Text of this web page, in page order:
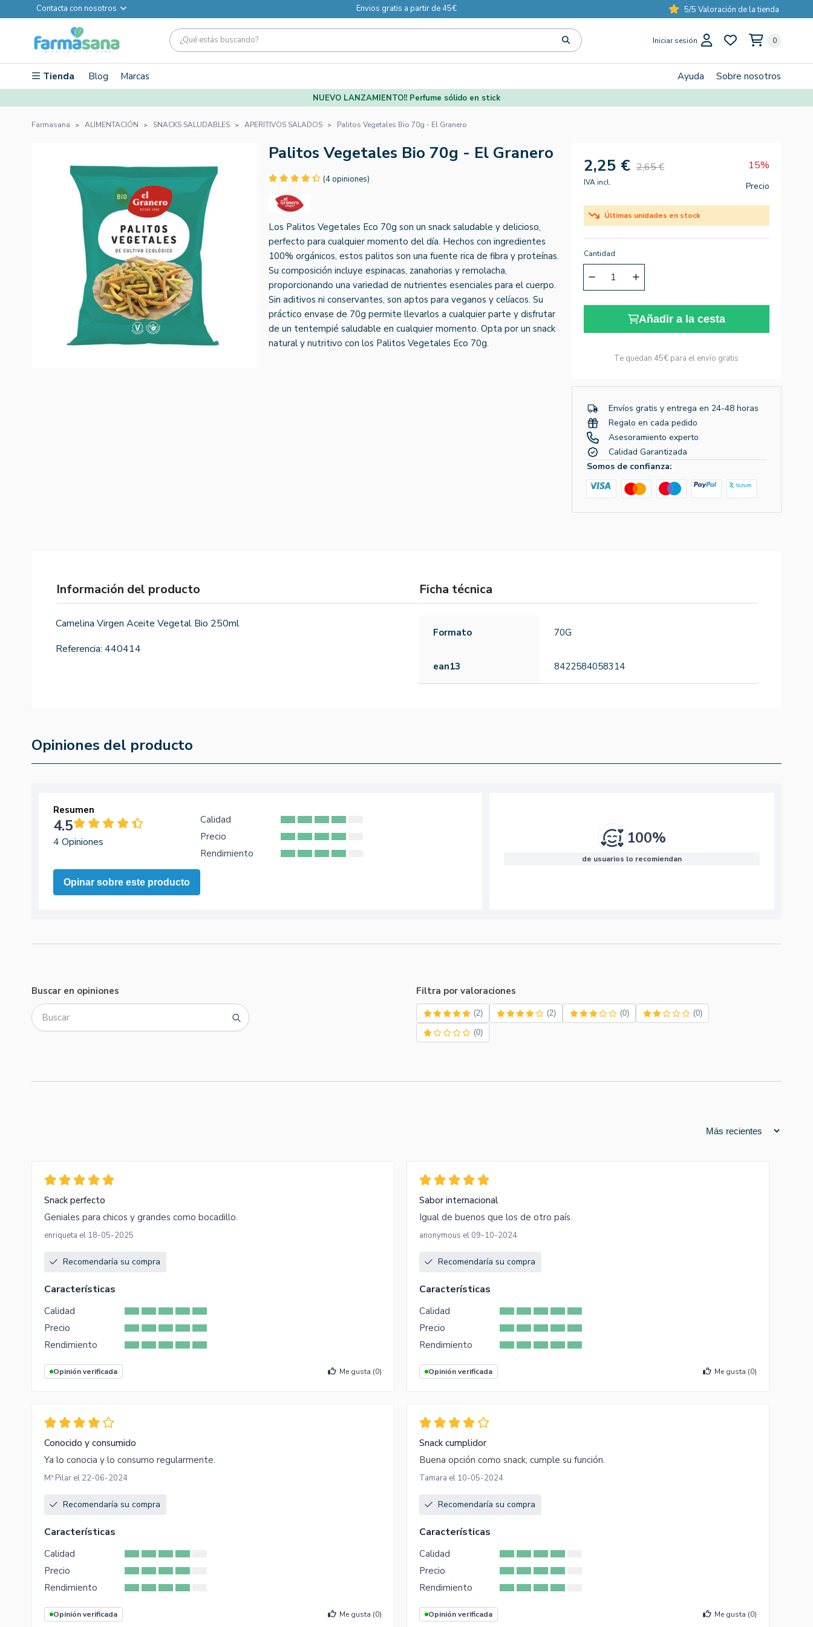
Contacta con nosotros Envios gratis a partir de 45€ 5/5 Valoración de la tienda
Iniciar sesión 0
Tienda Blog Marcas Ayuda Sobre nosotros
NUEVO LANZAMIENTO!! Perfume sólido en stick
Farmasana ALIMENTACIÓN SNACKS SALUDABLES APERITIVOS SALADOS Palitos Vegetales Bio 70g - El Granero
Palitos Vegetales Bio 70g - El Granero
(4 opiniones)
Los Palitos Vegetales Eco 70g son un snack saludable y delicioso,
perfecto para cualquier momento del día. Hechos con ingredientes
100% orgánicos, estos palitos son una fuente rica de fibra y proteínas.
Su composición incluye espinacas, zanahorias y remolacha,
proporcionando una variedad de nutrientes esenciales para el cuerpo.
Sin aditivos ni conservantes, son aptos para veganos y celíacos. Su
práctico envase de 70g permite llevarlos a cualquier parte y disfrutar
de un tentempié saludable en cualquier momento. Opta por un snack
natural y nutritivo con los Palitos Vegetales Eco 70g.
2,25 € 2,65 € 15%
IVA incl. Precio
Últimas unidades en stock
Cantidad
Añadir a la cesta
Te quedan 45€ para el envío gratis
Envíos gratis y entrega en 24-48 horas
Regalo en cada pedido
Asesoramiento experto
Calidad Garantizada
Somos de confianza:
Información del producto
Camelina Virgen Aceite Vegetal Bio 250ml
Referencia: 440414
Ficha técnica
Formato 70G
ean13 8422584058314
Opiniones del producto
Resumen
4.5
4 Opiniones
Opinar sobre este producto
Calidad
Precio
Rendimiento
100%
de usuarios lo recomiendan
Buscar en opiniones Filtra por valoraciones
(2) (2) (0) (0)
(0)
Snack perfecto
Geniales para chicos y grandes como bocadillo.
enriqueta el 18-05-2025
Recomendaría su compra
Características
Calidad
Precio
Rendimiento
Opinión verificada Me gusta (0)
Sabor internacional
Igual de buenos que los de otro país.
anonymous el 09-10-2024
Recomendaría su compra
Características
Calidad
Precio
Rendimiento
Opinión verificada Me gusta (0)
Conocido y consumido
Ya lo conocia y lo consumo regularmente.
Mª Pilar el 22-06-2024
Recomendaría su compra
Características
Calidad
Precio
Rendimiento
Opinión verificada Me gusta (0)
Snack cumplidor
Buena opción como snack, cumple su función.
Tamara el 10-05-2024
Recomendaría su compra
Características
Calidad
Precio
Rendimiento
Opinión verificada Me gusta (0)